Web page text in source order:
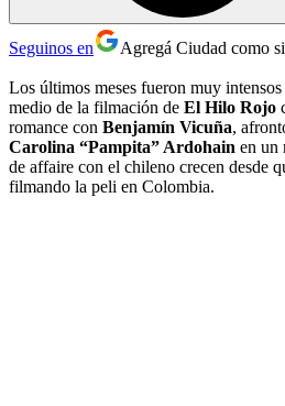
Seguinos en Agregá Ciudad como
Los últimos meses fueron muy intensos
medio de la filmación de El Hilo Rojo
romance con Benjamín Vicuña,
Carolina “Pampita” Ardohain en un
de affaire con el chileno crecen desde
filmando la peli en Colombia.